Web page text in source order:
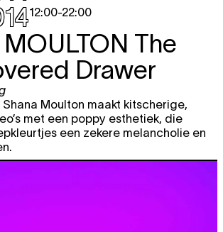
12:00-22:00
The
Drawer
Shana Moulton maakt kitscherige,
met een poppy esthetiek, die
een zekere melancholie en